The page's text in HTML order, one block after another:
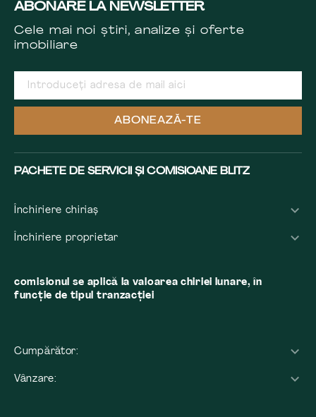
ABONARE LA NEWSLETTER
Cele mai noi știri, analize și oferte
imobiliare
ABONEAZĂ-TE
PACHETE DE SERVICII ȘI COMISIOANE BLITZ
Închiriere chiriaș
Închiriere proprietar
comisionul se aplică la valoarea chiriei lunare, în
funcție de tipul tranzacției
Cumpărător:
Vânzare: